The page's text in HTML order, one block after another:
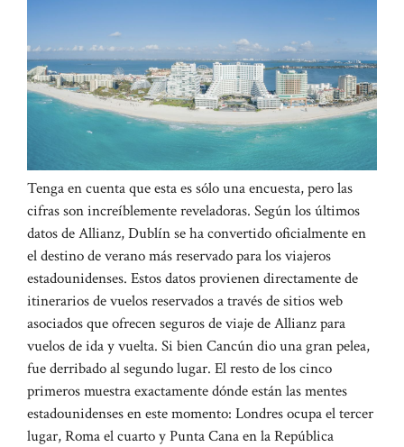
Tenga en cuenta que esta es sólo una encuesta, pero las
cifras son increíblemente reveladoras. Según los últimos
datos de Allianz, Dublín se ha convertido oficialmente en
el destino de verano más reservado para los viajeros
estadounidenses. Estos datos provienen directamente de
itinerarios de vuelos reservados a través de sitios web
asociados que ofrecen seguros de viaje de Allianz para
vuelos de ida y vuelta. Si bien Cancún dio una gran pelea,
fue derribado al segundo lugar. El resto de los cinco
primeros muestra exactamente dónde están las mentes
estadounidenses en este momento: Londres ocupa el tercer
lugar, Roma el cuarto y Punta Cana en la República